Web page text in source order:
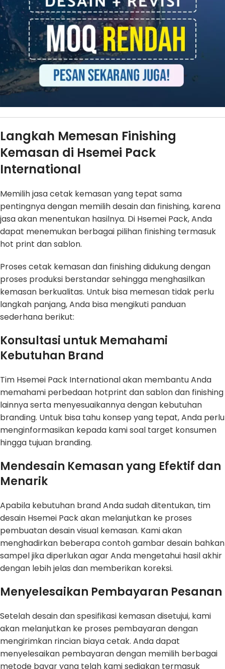
Langkah Memesan Finishing
Kemasan di Hsemei Pack
International
Memilih jasa cetak kemasan yang tepat sama
pentingnya dengan memilih desain dan finishing, karena
jasa akan menentukan hasilnya. Di Hsemei Pack, Anda
dapat menemukan berbagai pilihan finishing termasuk
hot print dan sablon.
Proses cetak kemasan dan finishing didukung dengan
proses produksi berstandar sehingga menghasilkan
kemasan berkualitas. Untuk bisa memesan tidak perlu
langkah panjang, Anda bisa mengikuti panduan
sederhana berikut:
Konsultasi untuk Memahami
Kebutuhan Brand
Tim Hsemei Pack International akan membantu Anda
memahami perbedaan hotprint dan sablon dan finishing
lainnya serta menyesuaikannya dengan kebutuhan
branding. Untuk bisa tahu konsep yang tepat, Anda perlu
menginformasikan kepada kami soal target konsumen
hingga tujuan branding.
Mendesain Kemasan yang Efektif dan
Menarik
Apabila kebutuhan brand Anda sudah ditentukan, tim
desain Hsemei Pack akan melanjutkan ke proses
pembuatan desain visual kemasan. Kami akan
menghadirkan beberapa contoh gambar desain bahkan
sampel jika diperlukan agar Anda mengetahui hasil akhir
dengan lebih jelas dan memberikan koreksi.
Menyelesaikan Pembayaran Pesanan
Setelah desain dan spesifikasi kemasan disetujui, kami
akan melanjutkan ke proses pembayaran dengan
mengirimkan rincian biaya cetak. Anda dapat
menyelesaikan pembayaran dengan memilih berbagai
metode bayar yang telah kami sediakan termasuk